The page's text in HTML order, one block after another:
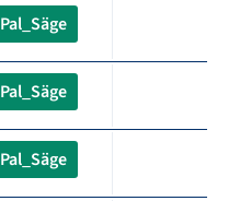
Pal_Säge
Pal_Säge
Pal_Säge